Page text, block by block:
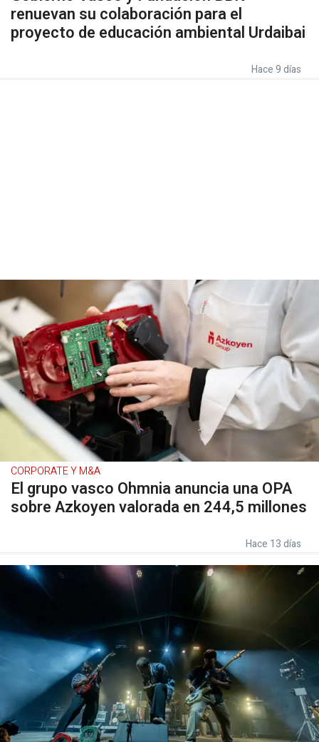
renuevan su colaboración para el
proyecto de educación ambiental Urdaibai
Hace 9 días
CORPORATE Y M&A
El grupo vasco Ohmnia anuncia una OPA
sobre Azkoyen valorada en 244,5 millones
Hace 13 días